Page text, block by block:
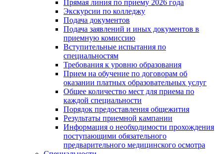
Прямая линия по приему 2026 года
Экскурсии по колледжу
Подача документов
Подача заявлений и иных документов в
приемную комиссию
Вступительные испытания по
специальностям
Требования к уровню образования
Прием на обучение по договорам об
оказании платных образовательных услуг
Общее количество мест для приема по
каждой специальности
Порядок предоставления общежития
Результаты приемной кампании
Информация о необходимости прохождения
поступающими обязательного
предварительного медицинского осмотра